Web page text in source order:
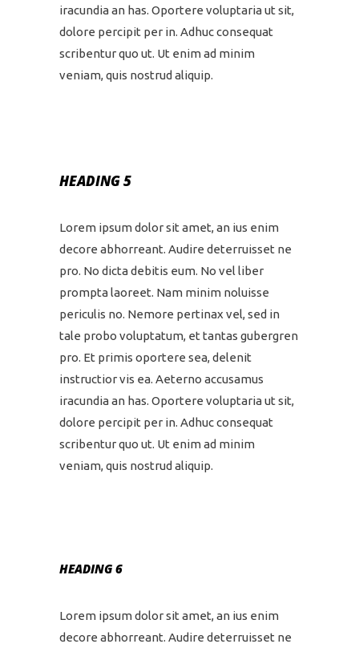
iracundia an has. Oportere voluptaria ut sit,
dolore percipit per in. Adhuc consequat
scribentur quo ut. Ut enim ad minim
veniam, quis nostrud aliquip.
HEADING 5
Lorem ipsum dolor sit amet, an ius enim
decore abhorreant. Audire deterruisset ne
pro. No dicta debitis eum. No vel liber
prompta laoreet. Nam minim noluisse
periculis no. Nemore pertinax vel, sed in
tale probo voluptatum, et tantas gubergren
pro. Et primis oportere sea, delenit
instructior vis ea. Aeterno accusamus
iracundia an has. Oportere voluptaria ut sit,
dolore percipit per in. Adhuc consequat
scribentur quo ut. Ut enim ad minim
veniam, quis nostrud aliquip.
HEADING 6
Lorem ipsum dolor sit amet, an ius enim
decore abhorreant. Audire deterruisset ne